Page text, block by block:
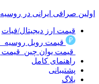
اولین صرافی ایرانی در روسیه
قیمت ارز دیجیتال/فیات
قیمت روبل روسیه
قیمت یوان چین قیمت
راهنمای کامل
پشتیبانی
بلاگ